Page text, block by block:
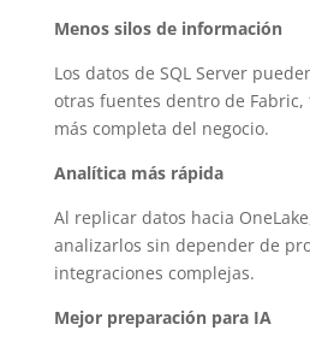
Menos silos de información
Los datos de SQL Server
otras fuentes dentro de
más completa del negocio.
Analítica más rápida
Al replicar datos hacia
analizarlos sin depender de
integraciones complejas.
Mejor preparación para IA